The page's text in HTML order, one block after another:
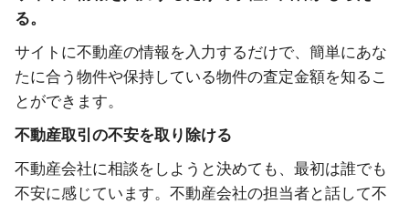
る。
サイトに不動産の情報を入力するだけで、簡単にあな
たに合う物件や保持している物件の査定金額を知るこ
とができます。
不動産取引の不安を取り除ける
不動産会社に相談をしようと決めても、最初は誰でも
不安に感じています。不動産会社の担当者と話して不